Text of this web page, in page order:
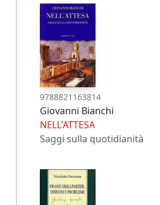
9788821163814
Giovanni Bianchi
NELL'ATTESA
Saggi sulla quotidianità